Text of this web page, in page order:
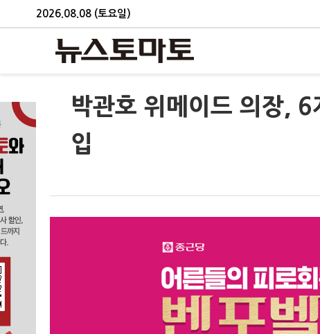
2026.08.08 (토요일)
박관호 위메이드 의장,
입